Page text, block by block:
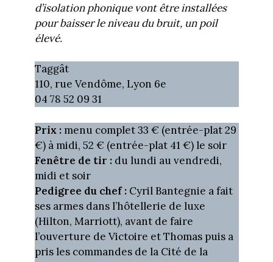
d’isolation phonique vont être installées
pour baisser le niveau du bruit, un poil
élevé.
Taggât
110, rue Vendôme, Lyon 6e
04 78 52 09 31
Prix :menu complet 33 € (entrée-plat 29
€) à midi, 52 € (entrée-plat 41 €) le soir
Fenêtre de tir :du lundi au vendredi,
midi et soir
Pedigree du chef :Cyril Bantegnie a fait
ses armes dans l’hôtellerie de luxe
(Hilton, Marriott), avant de faire
l’ouverture de Victoire et Thomas puis a
pris les commandes de la Cité de la